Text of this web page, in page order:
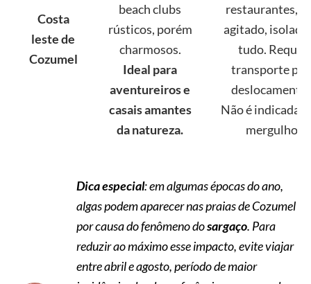
Costa
leste de
Cozumel
beach clubs
rústicos, porém
charmosos.
Ideal para
aventureiros e
casais amantes
da natureza.
restaurantes,
agitado, isolada
tudo. Requer
transporte
Não é indicada
mergulho.
Dica especial: em algumas épocas do ano,
algas podem aparecer nas praias de Cozumel
por causa do fenômeno dosargaço. Para
reduzir ao máximo esse impacto, evite viajar
entre abril e agosto, período de maior